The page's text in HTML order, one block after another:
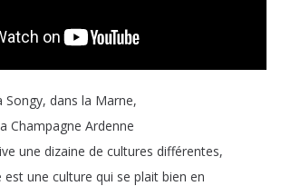
Songy, dans la Marne,
Champagne Ardenne
une dizaine de cultures différentes,
est une culture qui se plait bien en